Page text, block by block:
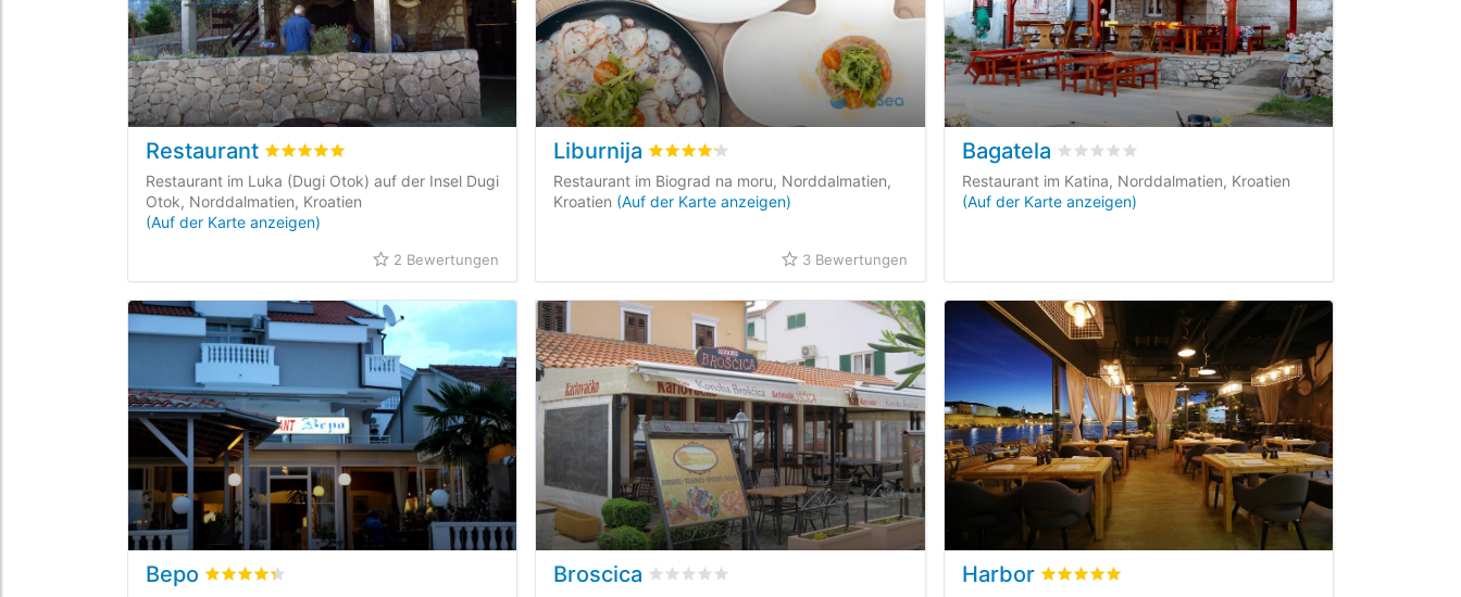
Restaurant bewertet4.9 Kundenbewertungen
Restaurant im Luka (Dugi Otok) auf der Insel Dugi
Otok, Norddalmatien, Kroatien
(Auf der Karte anzeigen)
2 Bewertungen
Liburnija bewertet4.2 Kundenbewertungen
Restaurant im Biograd na moru, Norddalmatien,
Kroatien (Auf der Karte anzeigen)
3 Bewertungen
Bagatela bewertet0
Restaurant im Katina, Norddalmatien, Kroatien
(Auf der Karte anzeigen)
Bepo bewertet4.3 Kundenbewertungen
Broscica bewertet0 Kundenbewertungen
Harbor bewertet5